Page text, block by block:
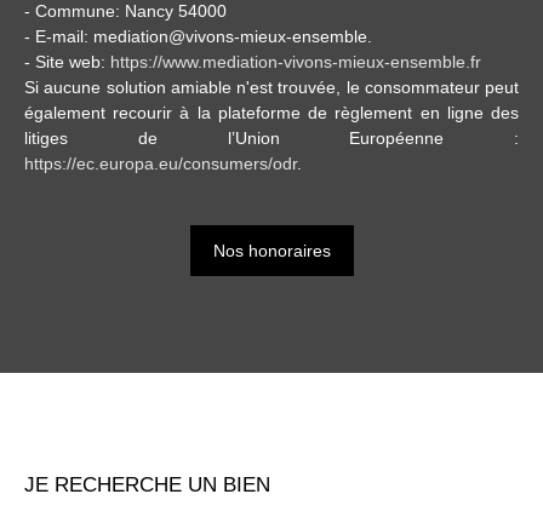
- Commune: Nancy 54000
- E-mail: mediation@vivons-mieux-ensemble.
- Site web: https://www.mediation-vivons-mieux-ensemble.fr
Si aucune solution amiable n'est trouvée, le consommateur peut
également recourir à la plateforme de règlement en ligne des
litiges de l’Union Européenne :
https://ec.europa.eu/consumers/odr.
Nos honoraires
JE RECHERCHE UN BIEN